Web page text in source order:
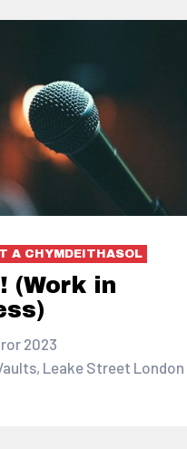
A CHYMDEITHASOL
(Work in
2023
Leake Street London